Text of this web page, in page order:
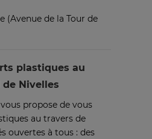
(Avenue de la Tour de
plastiques au
Nivelles
propose de vous
au travers de
ouvertes à tous : des